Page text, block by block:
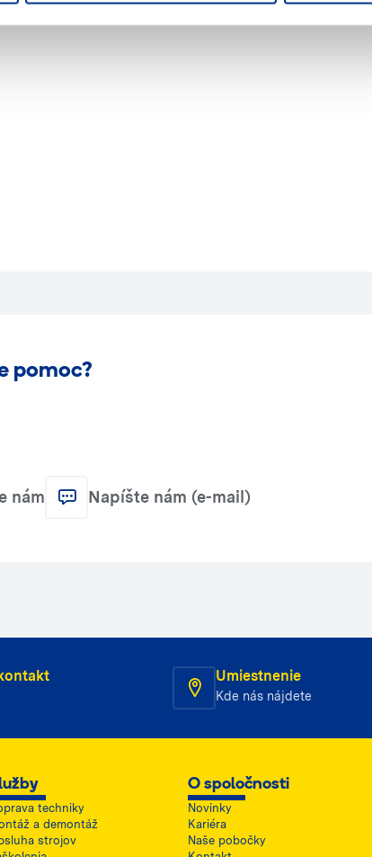
pomoc?
nám Napíšte nám (e-mail)
Umiestnenie
Kde nás nájdete
techniky
a demontáž
strojov
O spoločnosti
Novinky
Kariéra
Naše pobočky